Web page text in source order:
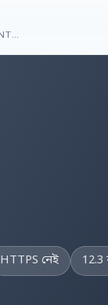
INDEPENDENT DOMAIN INTELLIGENCE
HTTPS নেই